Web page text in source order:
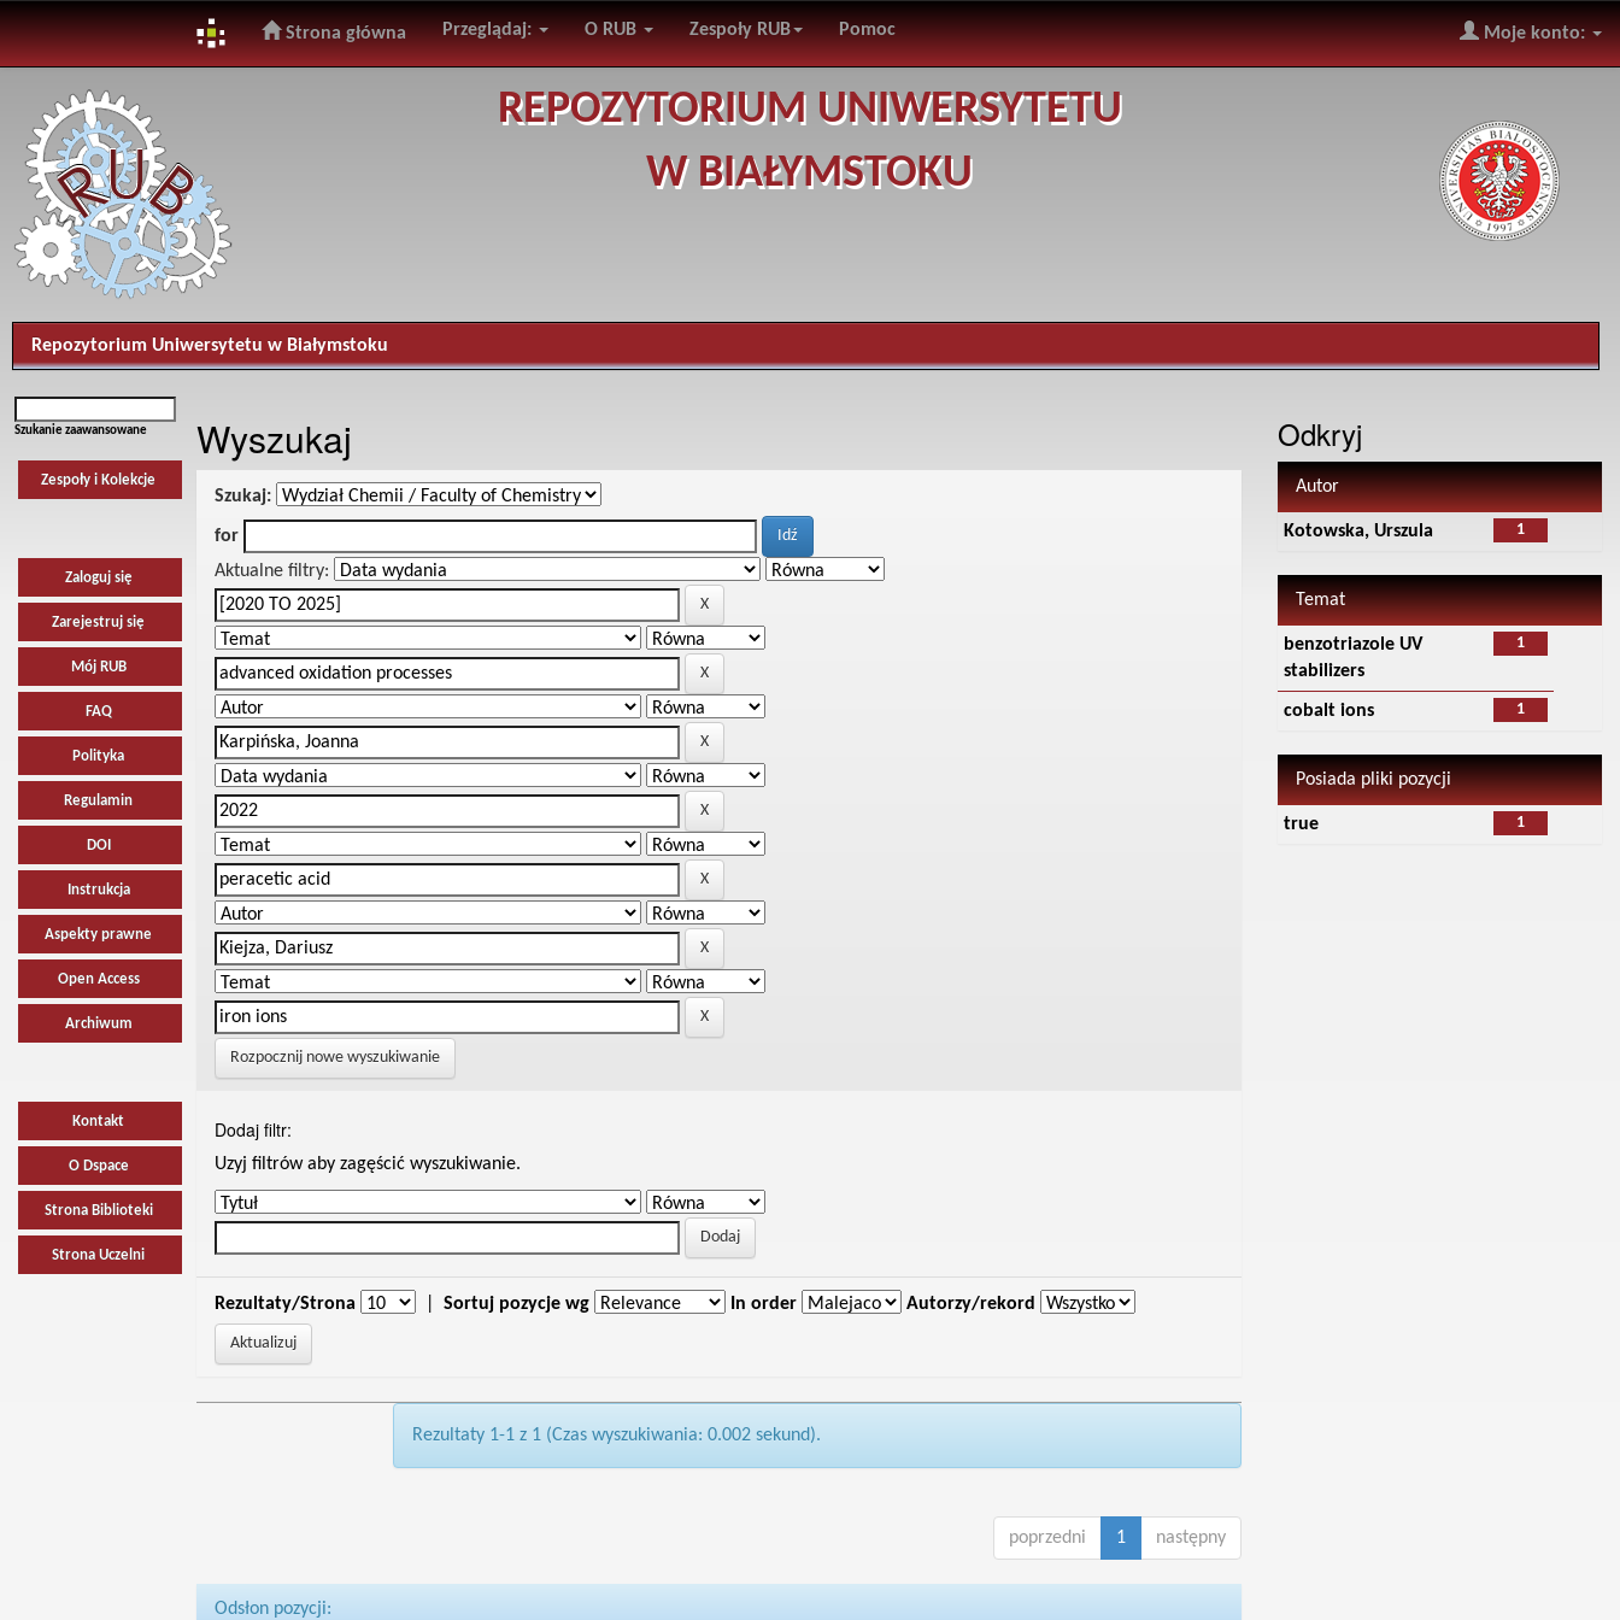
navigation
Strona główna Przeglądaj: O RUB Zespoły RUB Pomoc Moje konto:
REPOZYTORIUM UNIWERSYTETU
W BIAŁYMSTOKU
Repozytorium Uniwersytetu w Białymstoku
Szukanie zaawansowane
Zespoły i Kolekcje
Zaloguj się
Zarejestruj się
Mój RUB
FAQ
Polityka
Regulamin
DOI
Instrukcja
Aspekty prawne
Open Access
Archiwum
Kontakt
O Dspace
Strona Biblioteki
Strona Uczelni
Wyszukaj
Szukaj:
for
Aktualne filtry:
Rozpocznij nowe wyszukiwanie
Dodaj filtr:
Uzyj filtrów aby zagęścić wyszukiwanie.
Rezultaty/Strona Sortuj pozycje wg In order Autorzy/rekord
Rezultaty 1-1 z 1 (Czas wyszukiwania: 0.002 sekund).
poprzedni 1 następny
Odsłon pozycji:
Odkryj
Autor
1
Kotowska, Urszula
Temat
1
benzotriazole UV
stabilizers
1
cobalt ions
Posiada pliki pozycji
1
true